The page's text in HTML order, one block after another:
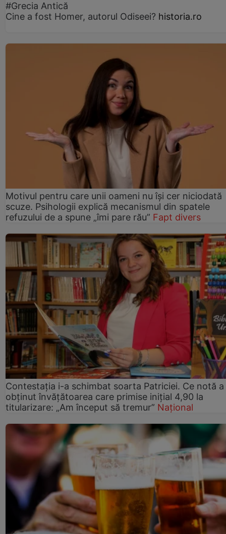
#Grecia Antică
Cine a fost Homer, autorul Odiseei? historia.ro
Motivul pentru care unii oameni nu își cer niciodată
scuze. Psihologii explică mecanismul din spatele
refuzului de a spune „îmi pare rău” Fapt divers
Contestația i-a schimbat soarta Patriciei. Ce notă a
obținut învățătoarea care primise inițial 4,90 la
titularizare: „Am început să tremur” Național